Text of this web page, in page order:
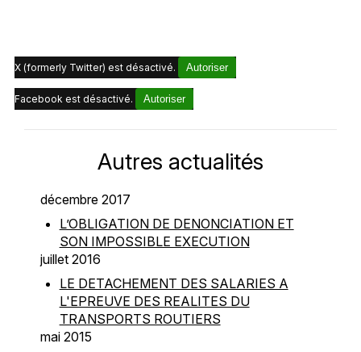
X (formerly Twitter) est désactivé. Autoriser
Facebook est désactivé. Autoriser
Autres actualités
décembre 2017
L’OBLIGATION DE DENONCIATION ET
SON IMPOSSIBLE EXECUTION
juillet 2016
LE DETACHEMENT DES SALARIES A
L'EPREUVE DES REALITES DU
TRANSPORTS ROUTIERS
mai 2015